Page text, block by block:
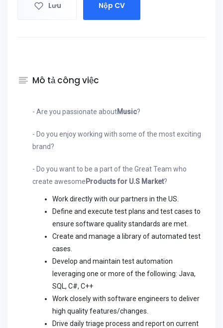
Lưu Nộp CV
Mô tả công việc
- Are you passionate aboutMusic?
- Do you enjoy working with some of the most exciting
brand?
- Do you want to be a part of the Great Team who
create awesome Products for U.S Market?
Work directly with our partners in the US.
Define and execute test plans and test cases to
ensure software quality standards are met.
Create and manage a library of automated test
cases.
Develop and maintain test automation
leveraging one or more of the following: Java,
SQL, C#, C++
Work closely with software engineers to deliver
high quality features/changes.
Drive daily triage process and report on current